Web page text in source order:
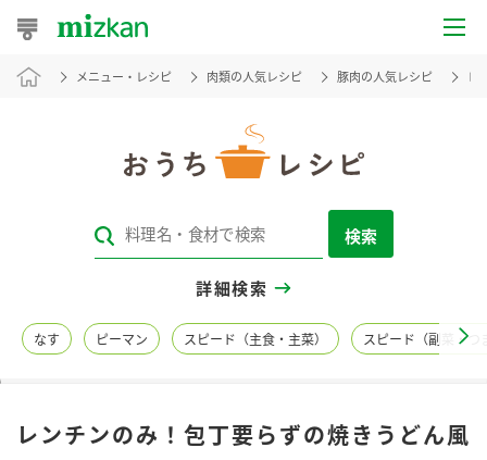
おうちレシピ
レシピカテゴリ一覧
レシピ名特集
商品情報
メニュー・レシピ 肉類の人気レシピ 豚肉の人気レシピ レ
検索
詳細検索
なす ピーマン スピード（主食・主菜） スピード（副菜・つ
レンチンのみ！包丁要らずの焼きうどん風